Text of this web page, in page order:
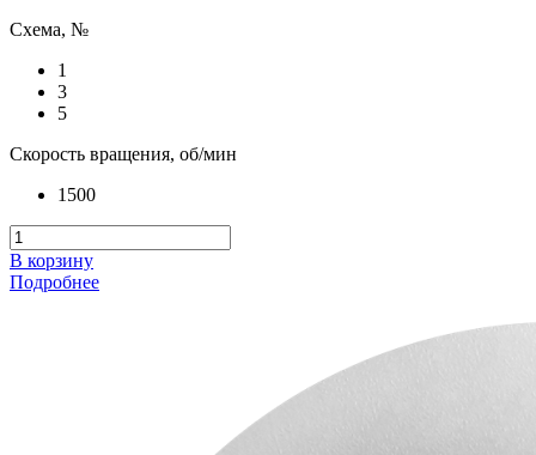
Схема, №
1
3
5
Скорость вращения, об/мин
1500
В корзину
Подробнее